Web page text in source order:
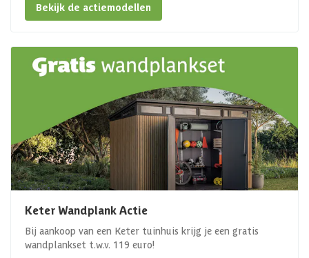
Bekijk de actiemodellen
Keter Wandplank Actie
Bij aankoop van een Keter tuinhuis krijg je een gratis
wandplankset t.w.v. 119 euro!